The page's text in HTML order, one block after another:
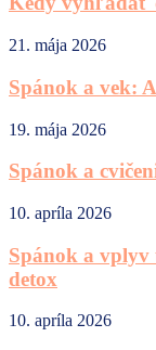
21. mája 2026
Spánok a vek:
19. mája 2026
Spánok a
10. apríla 2026
Spánok a
detox
10. apríla 2026